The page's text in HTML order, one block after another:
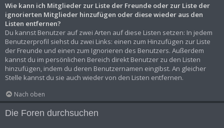
Wie kann ich Mitglieder zur Liste der Freunde oder zur Liste der
ignorierten Mitglieder hinzufügen oder diese wieder aus den
Listen entfernen?
Du kannst Benutzer auf zwei Arten auf diese Listen setzen: In jedem
Benutzerprofil siehst du zwei Links: einen zum Hinzufügen zur Liste
der Freunde und einen zum Ignorieren des Benutzers. Außerdem
kannst du im persönlichen Bereich direkt Benutzer zu den Listen
hinzufügen, indem du deren Benutzernamen eingibst. An gleicher
Stelle kannst du sie auch wieder von den Listen entfernen.
Nach oben
Die Foren durchsuchen